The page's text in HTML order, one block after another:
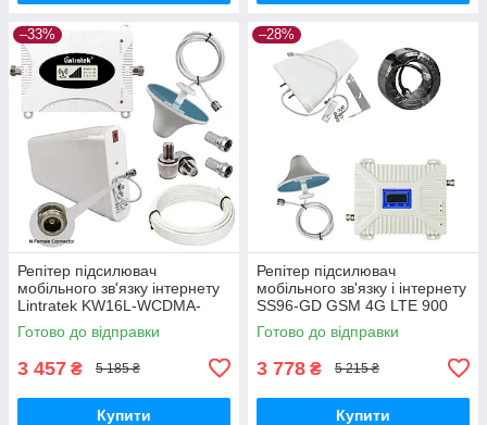
–33%
Репітер підсилювач
мобільного зв'язку інтернету
Lintratek KW16L-WCDMA-
PRO 3G 2100 МГц з AGC
АРП (10/3 дБі)
Готово до відправки
3 457 ₴ 5 185 ₴
Купити
–28%
Репітер підсилювач
мобільного зв'язку і інтернету
SS96-GD GSM 4G LTE 900
1800 МГц (10/3 дБі)
Готово до відправки
3 778 ₴ 5 215 ₴
Купити